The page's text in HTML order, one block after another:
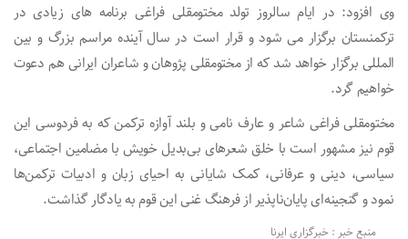
وی افزود: در ایام سالروز تولد مختومقلی فراغی برنامه های زیادی در
ترکمنستان برگزار می شود و قرار است در سال آینده مراسم بزرگ و بین
المللی برگزار خواهد شد که از مختومقلی پژوهان و شاعران ایرانی هم دعوت
خواهیم گرد.
مختومقلی فراغی شاعر و عارف نامی و بلند آوازه ترکمن که به فردوسی این
قوم نیز مشهور است با خلق شعرهای بی‌بدیل خویش با مضامین اجتماعی،
سیاسی، دینی و عرفانی، کمک شایانی به احیای زبان و ادبیات ترکمن‌ها
نمود و گنجینه‌ای پایان‌ناپذیر از فرهنگ غنی این قوم به یادگار گذاشت.
منبع خبر : خبرگزاری ایرنا